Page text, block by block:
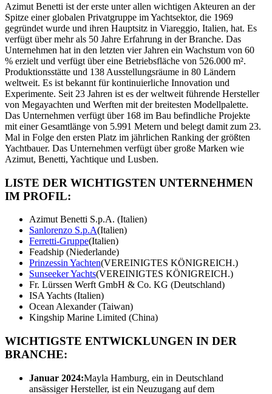
Azimut Benetti ist der erste unter allen wichtigen Akteuren an der
Spitze einer globalen Privatgruppe im Yachtsektor, die 1969
gegründet wurde und ihren Hauptsitz in Viareggio, Italien, hat. Es
verfügt über mehr als 50 Jahre Erfahrung in der Branche. Das
Unternehmen hat in den letzten vier Jahren ein Wachstum von 60
% erzielt und verfügt über eine Betriebsfläche von 526.000 m².
Produktionsstätte und 138 Ausstellungsräume in 80 Ländern
weltweit. Es ist bekannt für kontinuierliche Innovation und
Experimente. Seit 23 Jahren ist es der weltweit führende Hersteller
von Megayachten und Werften mit der breitesten Modellpalette.
Das Unternehmen verfügt über 168 im Bau befindliche Projekte
mit einer Gesamtlänge von 5.991 Metern und belegt damit zum 23.
Mal in Folge den ersten Platz im jährlichen Ranking der größten
Yachtbauer. Das Unternehmen verfügt über große Marken wie
Azimut, Benetti, Yachtique und Lusben.
LISTE DER WICHTIGSTEN UNTERNEHMEN
IM PROFIL:
Azimut Benetti S.p.A. (Italien)
Sanlorenzo S.p.A(Italien)
Ferretti-Gruppe(Italien)
Feadship (Niederlande)
Prinzessin Yachten(VEREINIGTES KÖNIGREICH.)
Sunseeker Yachts(VEREINIGTES KÖNIGREICH.)
Fr. Lürssen Werft GmbH & Co. KG (Deutschland)
ISA Yachts (Italien)
Ocean Alexander (Taiwan)
Kingship Marine Limited (China)
WICHTIGSTE ENTWICKLUNGEN IN DER
BRANCHE:
Januar 2024:Mayla Hamburg, ein in Deutschland
ansässiger Hersteller, ist ein Neuzugang auf dem